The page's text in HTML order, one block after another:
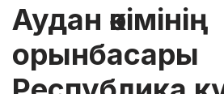
Аудан әкімінің
орынбасары